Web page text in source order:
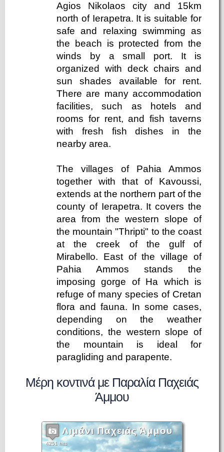
Agios Nikolaos city and 15km
north of Ierapetra. It is suitable for
safe and relaxing swimming as
the beach is protected from the
winds by a small port. It is
organized with deck chairs and
sun shades available for rent.
There are many accommodation
facilities, such as hotels and
rooms for rent, and fish taverns
with fresh fish dishes in the
nearby area.
The villages of Pahia Ammos
together with that of Kavoussi,
extends at the northern part of the
county of Ierapetra. It covers the
area from the western slope of
the mountain "Thripti" to the coast
at the creek of the gulf of
Mirabello. East of the village of
Pahia Ammos stands the
imposing gorge of Ha which is
refuge of many species of Cretan
flora and fauna. In some cases,
depending on the weather
conditions, the western slope of
the mountain is ideal for
paragliding and parapente.
Μέρη κοντινά με Παραλία Παχειάς
Άμμου
Λιμάνι Παχειάς Άμμου
4251 hits